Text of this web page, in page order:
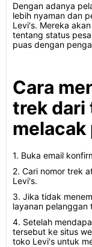
Dengan adanya
lebih nyaman dan
Levi's. Mereka
tentang status
puas dengan
Cara
trek dari
melacak
1. Buka email
2. Cari nomor trek
Levi's.
3. Jika tidak
layanan pelanggan
4. Setelah
tersebut ke situs
toko Levi's untuk